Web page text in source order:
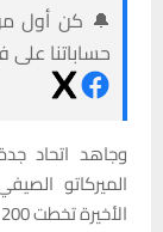
🔔 كن أول من
حساباتنا
وجاهد اتحاد
الميركاتو
الأخيرة تخطت 200 مليون يورو.